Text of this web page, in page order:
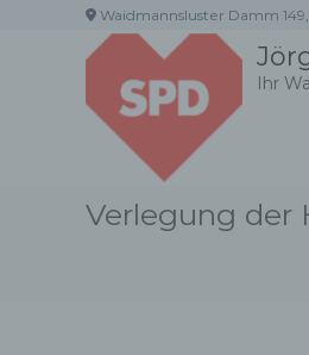
Waidmannsluster Damm
Ihr
Verlegung der